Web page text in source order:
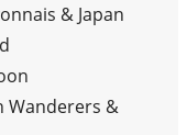
& Japan
Wanderers &